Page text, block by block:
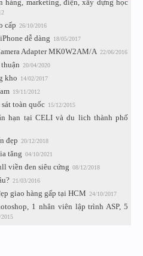
hàng, marketing, điện, xây dựng học
cấp 26/10/2016
dễ dàng 18/05/2017
Adapter MK0W2AM/A 22/06/2016
20/04/2020
kho 14/02/2017
19/11/2012
toàn quốc 15/12/2015
hạn tại CELI và du lich thành phố
đẹp 20/12/2018
tăng 04/10/2021
viền đen siêu cứng 08/12/2018
21/03/2016
giao hàng gấp tại HCM 24/10/2017
1 nhân viên lập trình ASP, 5